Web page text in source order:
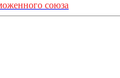
союза